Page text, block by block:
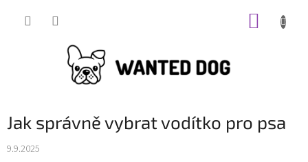
Jak správně vybrat vodítko pro psa
9.9.2025